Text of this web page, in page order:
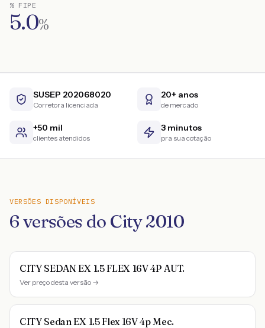
% FIPE
5.0%
SUSEP 202068020
Corretora licenciada
20+ anos
de mercado
+50 mil
clientes atendidos
3 minutos
pra sua cotação
VERSÕES DISPONÍVEIS
6versões do City2010
CITY SEDAN EX 1.5 FLEX 16V 4P AUT.
Ver preço desta versão →
CITY Sedan EX 1.5 Flex 16V 4p Mec.